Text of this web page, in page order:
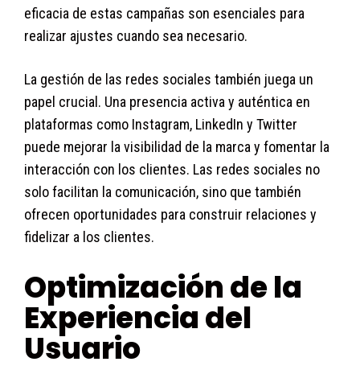
eficacia de estas campañas son esenciales para
realizar ajustes cuando sea necesario.
La gestión de las redes sociales también juega un
papel crucial. Una presencia activa y auténtica en
plataformas como Instagram, LinkedIn y Twitter
puede mejorar la visibilidad de la marca y fomentar la
interacción con los clientes. Las redes sociales no
solo facilitan la comunicación, sino que también
ofrecen oportunidades para construir relaciones y
fidelizar a los clientes.
Optimización de la
Experiencia del
Usuario